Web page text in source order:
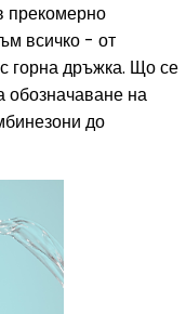
прекомерно
всичко - от
горна дръжка. Що се
обозначаване на
до